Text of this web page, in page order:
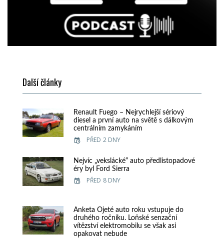
Další články
Renault Fuego – Nejrychlejší sériový
diesel a první auto na světě s dálkovým
centrálním zamykáním
PŘED 2 DNY
Nejvíc „vekslácké“ auto předlistopadové
éry byl Ford Sierra
PŘED 8 DNY
Anketa Ojeté auto roku vstupuje do
druhého ročníku. Loňské senzační
vítězství elektromobilu se však asi
opakovat nebude